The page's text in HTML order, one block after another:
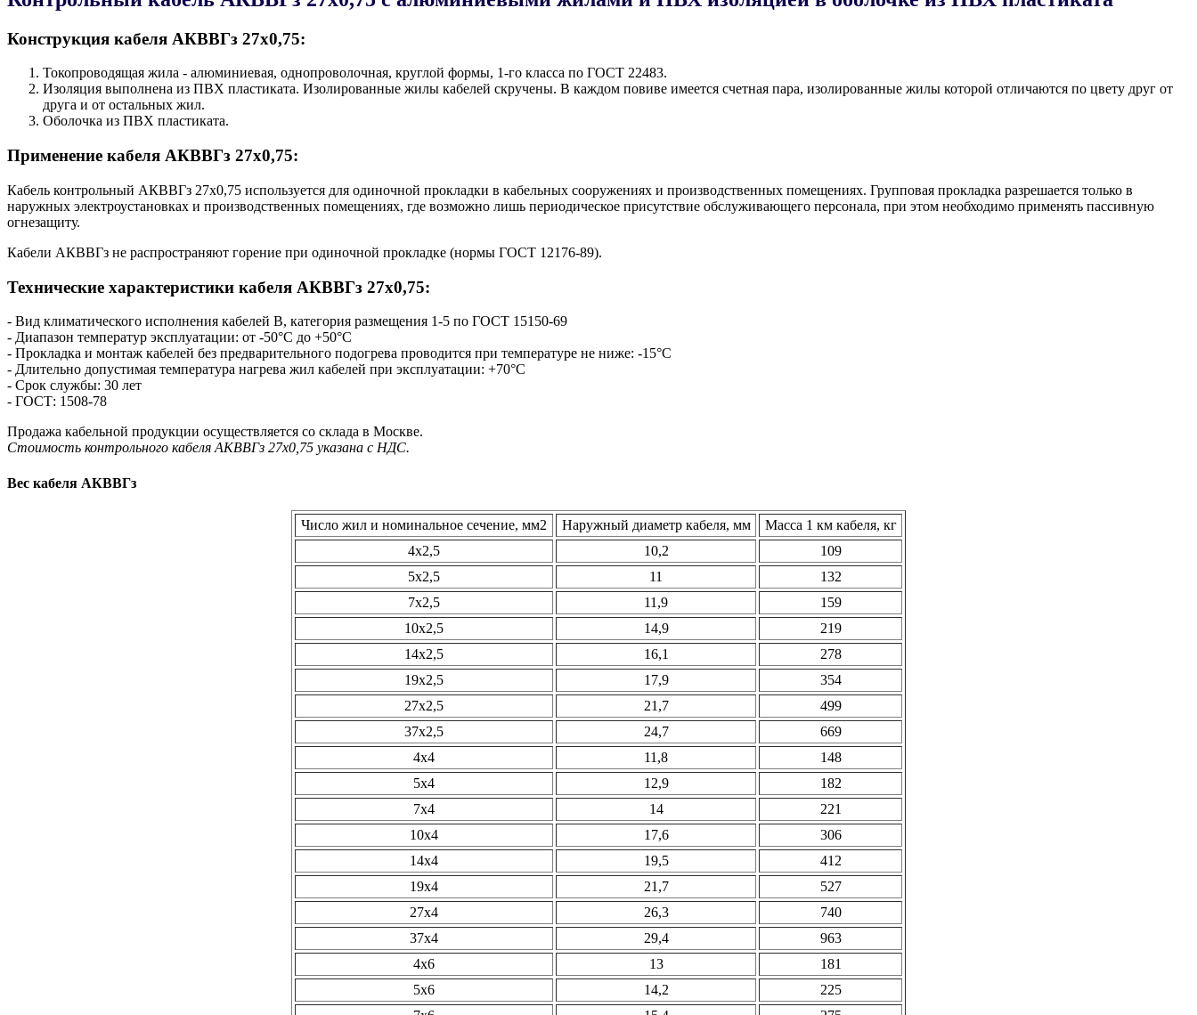
Конструкция кабеля AКВВГз 27х0,75:
Токопроводящая жила - алюминиевая, однопроволочная, круглой формы, 1-го класса по ГОСТ 22483.
Изоляция выполнена из ПВХ пластиката. Изолированные жилы кабелей скручены. В каждом повиве имеется счетная пара, изолированные жилы которой отличаются по цвету друг от
друга и от остальных жил.
Оболочка из ПВХ пластиката.
Применение кабеля AКВВГз 27х0,75:
Кабель контрольный AКВВГз 27х0,75 используется для одиночной прокладки в кабельных сооружениях и производственных помещениях. Групповая прокладка разрешается только в
наружных электроустановках и производственных помещениях, где возможно лишь периодическое присутствие обслуживающего персонала, при этом необходимо применять пассивную
огнезащиту.
Кабели АКВВГз не распространяют горение при одиночной прокладке (нормы ГОСТ 12176-89).
Технические характеристики кабеля AКВВГз 27х0,75:
- Вид климатического исполнения кабелей В, категория размещения 1-5 по ГОСТ 15150-69
- Диапазон температур эксплуатации: от -50°С до +50°С
- Прокладка и монтаж кабелей без предварительного подогрева проводится при температуре не ниже: -15°С
- Длительно допустимая температура нагрева жил кабелей при эксплуатации: +70°С
- Срок службы: 30 лет
- ГОСТ: 1508-78
Продажа кабельной продукции осуществляется со склада в Москве.
Стоимость контрольного кабеля AКВВГз 27х0,75 указана с НДС.
Вес кабеля АКВВГз
Число жил и номинальное сечение, мм2 Наружный диаметр кабеля, мм
Масса 1 км кабеля, кг
4х2,5
10,2
109
5х2,5
11
132
7х2,5
11,9
159
10х2,5
14,9
219
14х2,5
16,1
278
19х2,5
17,9
354
27х2,5
21,7
499
37х2,5
24,7
669
4х4
11,8
148
5х4
12,9
182
7х4
14
221
10х4
17,6
306
14х4
19,5
412
19х4
21,7
527
27х4
26,3
740
37х4
29,4
963
4х6
13
181
5х6
14,2
225